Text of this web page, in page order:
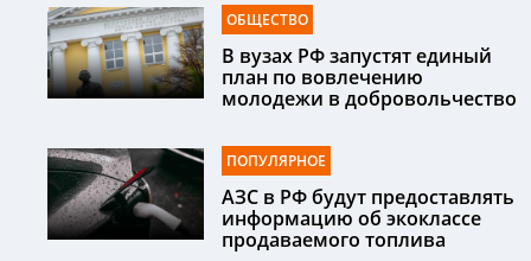
ОБЩЕСТВО
В вузах РФ запустят единый
план по вовлечению
молодежи в добровольчество
ПОПУЛЯРНОЕ
АЗС в РФ будут предоставлять
информацию об экоклассе
продаваемого топлива